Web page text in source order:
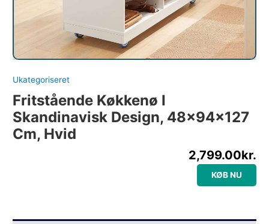
Ukategoriseret
Fritstående Køkkenø I
Skandinavisk Design, 48x94x127
Cm, Hvid
2,799.00kr.
KØB NU